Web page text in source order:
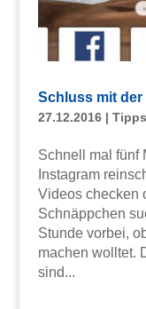
Schluss mit
27.12.2016| Tipps
Schnell mal fünf
Instagram
Videos checken
Schnäppchen
Stunde vorbei,
machen wolltet.
sind...